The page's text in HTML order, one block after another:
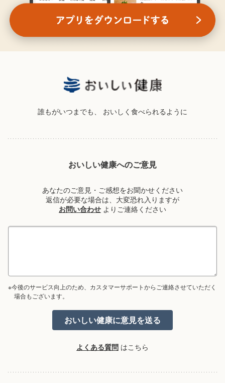
誰もがいつまでも、 おいしく食べられるように
おいしい健康へのご意見
あなたのご意見・ご感想をお聞かせください
返信が必要な場合は、大変恐れ入りますが
お問い合わせ よりご連絡ください
※今後のサービス向上のため、カスタマーサポートからご連絡させていただく
場合もございます。
よくある質問 はこちら